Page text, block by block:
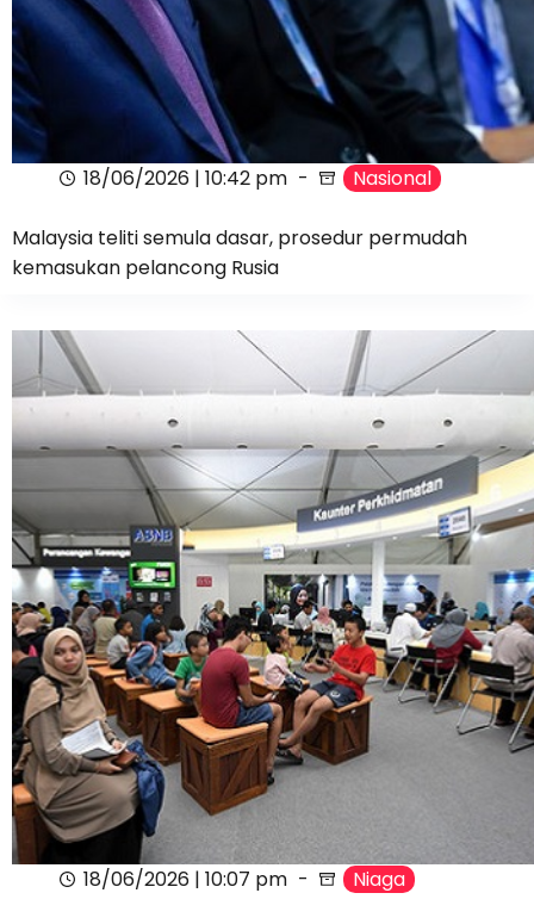
18/06/2026 | 10:42 pm Nasional
Malaysia teliti semula dasar, prosedur permudah
kemasukan pelancong Rusia
18/06/2026 | 10:07 pm Niaga